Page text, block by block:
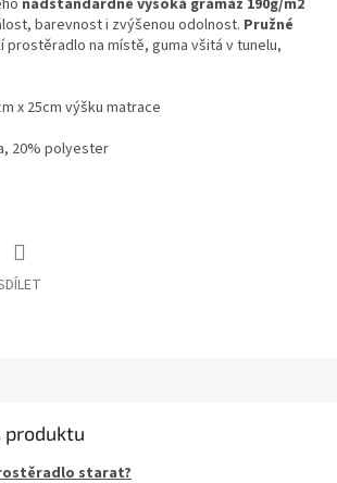
nadstandardně vysoká gramáž 190g/m2
barevnost i zvýšenou odolnost. Pružné
prostěradlo na místě, guma všitá v tunelu,
x 25cm výšku matrace
20% polyester
produktu
starat?